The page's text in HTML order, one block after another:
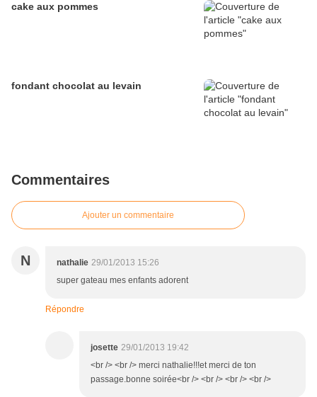
cake aux pommes
fondant chocolat au levain
Commentaires
Ajouter un commentaire
N nathalie 29/01/2013 15:26
super gateau mes enfants adorent
Répondre
josette 29/01/2013 19:42
<br /> <br /> merci nathalie!!!et merci de ton
passage.bonne soirée<br /> <br /> <br /> <br />